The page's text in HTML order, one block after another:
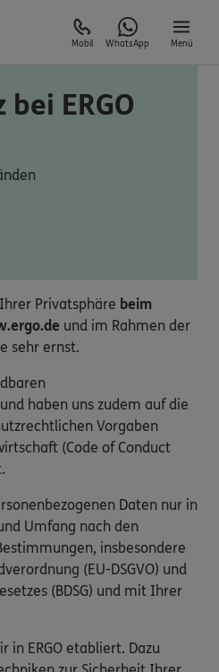
Mobil WhatsApp Menü
ERGO
Privatsphäre beim
und im Rahmen der
sehr ernst.
haben uns zudem auf die
Vorgaben
(Code of Conduct
Daten nur in
Umfang nach den
insbesondere
(EU-DSGVO) und
(BDSG) und mit Ihrer
in ERGO etabliert. Dazu